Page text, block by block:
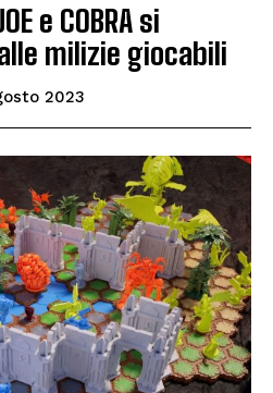
e COBRA si
milizie giocabili
2023